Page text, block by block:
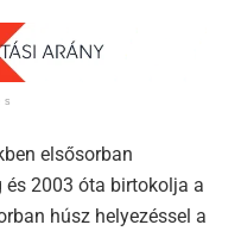
elsősorban
2003 óta birtokolja a
húsz helyezéssel a